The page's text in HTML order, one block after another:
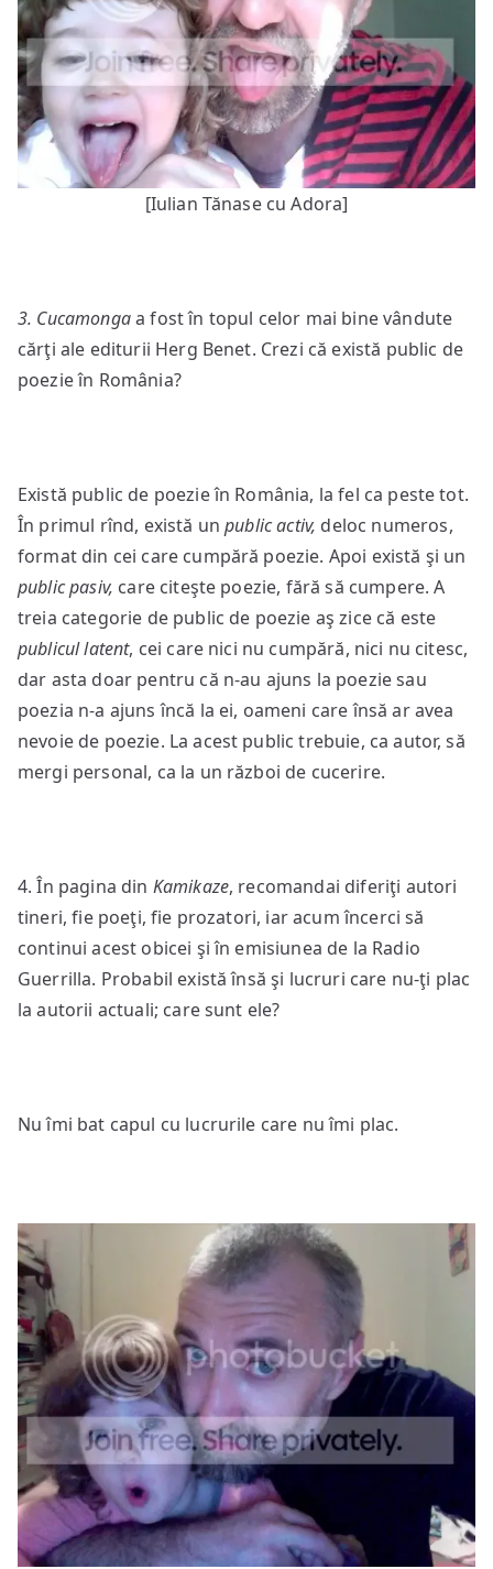
[Iulian Tănase cu Adora]
3. Cucamongaa fost în topul celor mai bine vândute
cărţi ale editurii Herg Benet. Crezi că există public de
poezie în România?
Există public de poezie în România, la fel ca peste tot.
În primul rînd, există unpublic activ, deloc numeros,
format din cei care cumpără poezie. Apoi există şi un
public pasiv, care citeşte poezie, fără să cumpere. A
treia categorie de public de poezie aş zice că este
publicul latent, cei care nici nu cumpără, nici nu citesc,
dar asta doar pentru că n-au ajuns la poezie sau
poezia n-a ajuns încă la ei, oameni care însă ar avea
nevoie de poezie. La acest public trebuie, ca autor, să
mergi personal, ca la un război de cucerire.
4. În pagina din Kamikaze, recomandai diferiţi autori
tineri, fie poeţi, fie prozatori, iar acum încerci să
continui acest obicei şi în emisiunea de la Radio
Guerrilla. Probabil există însă şi lucruri care nu-ţi plac
la autorii actuali; care sunt ele?
Nu îmi bat capul cu lucrurile care nu îmi plac.